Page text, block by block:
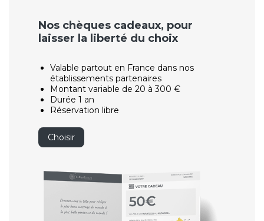
Nos chèques cadeaux, pour
laisser la liberté du choix
Valable partout en France dans nos
établissements partenaires
Montant variable de 20 à 300 €
Durée 1 an
Réservation libre
Choisir